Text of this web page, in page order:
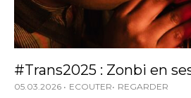
#Trans2025 : Zonbi en
05.03.2026 ECOUTER REGARDER